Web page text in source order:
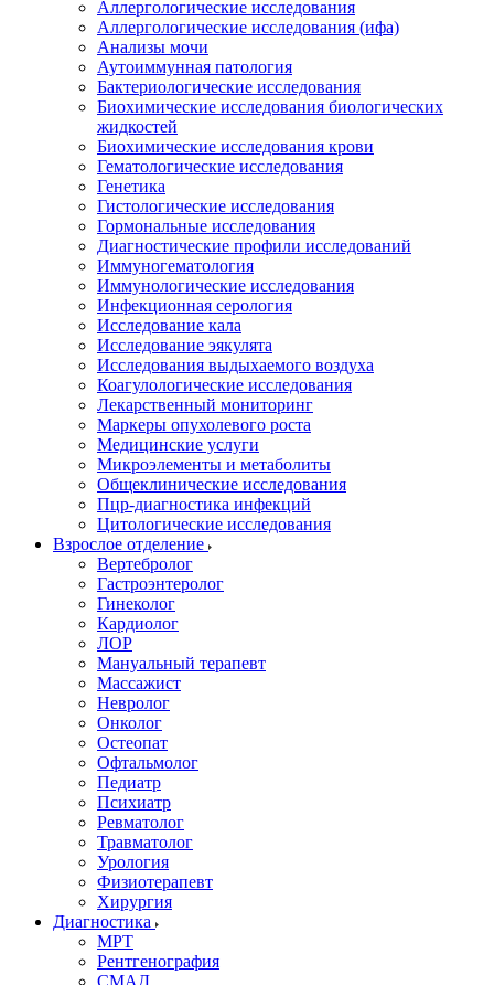
Аллергологические исследования
Аллергологические исследования (ифа)
Анализы мочи
Аутоиммунная патология
Бактериологические исследования
Биохимические исследования биологических
жидкостей
Биохимические исследования крови
Гематологические исследования
Генетика
Гистологические исследования
Гормональные исследования
Диагностические профили исследований
Иммуногематология
Иммунологические исследования
Инфекционная серология
Исследование кала
Исследование эякулята
Исследования выдыхаемого воздуха
Коагулологические исследования
Лекарственный мониторинг
Маркеры опухолевого роста
Медицинские услуги
Микроэлементы и метаболиты
Общеклинические исследования
Пцр-диагностика инфекций
Цитологические исследования
Взрослое отделение
Вертебролог
Гастроэнтеролог
Гинеколог
Кардиолог
ЛОР
Мануальный терапевт
Массажист
Невролог
Онколог
Остеопат
Офтальмолог
Педиатр
Психиатр
Ревматолог
Травматолог
Урология
Физиотерапевт
Хирургия
Диагностика
МРТ
Рентгенография
СМАД